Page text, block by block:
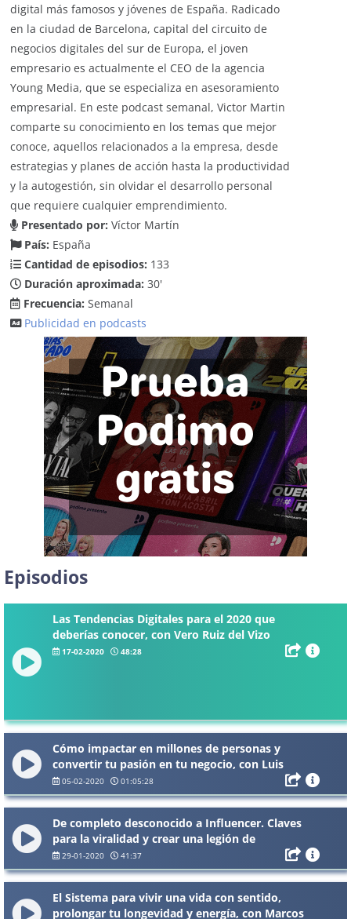
digital más famosos y jóvenes de España. Radicado
en la ciudad de Barcelona, capital del circuito de
negocios digitales del sur de Europa, el joven
empresario es actualmente el CEO de la agencia
Young Media, que se especializa en asesoramiento
empresarial. En este podcast semanal, Victor Martin
comparte su conocimiento en los temas que mejor
conoce, aquellos relacionados a la empresa, desde
estrategias y planes de acción hasta la productividad
y la autogestión, sin olvidar el desarrollo personal
que requiere cualquier emprendimiento.
Presentado por: Víctor Martín
País: España
Cantidad de episodios: 133
Duración aproximada: 30'
Frecuencia: Semanal
Publicidad en podcasts
Episodios
Las Tendencias Digitales para el 2020 que
deberías conocer, con Vero Ruiz del Vizo
17-02-2020 48:28
Cómo impactar en millones de personas y
convertir tu pasión en tu negocio, con Luis
Ramos (Libros para Emprendedores)
05-02-2020 01:05:28
De completo desconocido a Influencer. Claves
para la viralidad y crear una legión de
seguidores, con Rorro Echávez
29-01-2020 41:37
El Sistema para vivir una vida con sentido,
prolongar tu longevidad y energía, con Marcos